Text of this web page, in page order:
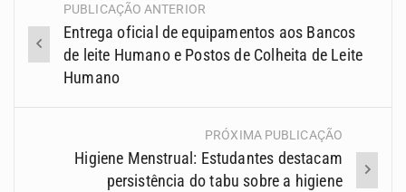
Navegação
(Posts)
PUBLICAÇÃO ANTERIOR
Entrega oficial de equipamentos aos Bancos
de leite Humano e Postos de Colheita de Leite
Humano
PRÓXIMA PUBLICAÇÃO
Higiene Menstrual: Estudantes destacam
persistência do tabu sobre a higiene